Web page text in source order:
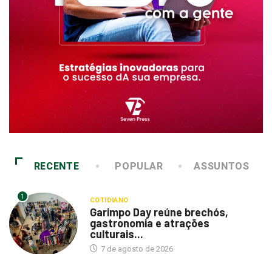
RECENTE POPULAR ASSUNTOS
1 COTIDIANO
Garimpo Day reúne brechós,
gastronomia e atrações
culturais...
7 de agosto de 2026